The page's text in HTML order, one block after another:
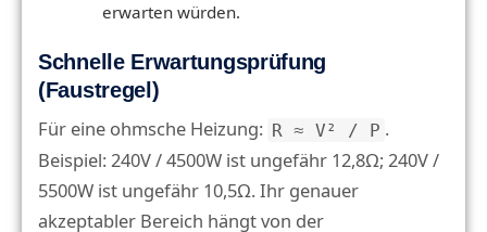
erwarten würden.
Schnelle Erwartungsprüfung
(Faustregel)
Für eine ohmsche Heizung: R ≈ V² / P .
Beispiel: 240V / 4500W ist ungefähr 12,8Ω; 240V /
5500W ist ungefähr 10,5Ω. Ihr genauer
akzeptabler Bereich hängt von der